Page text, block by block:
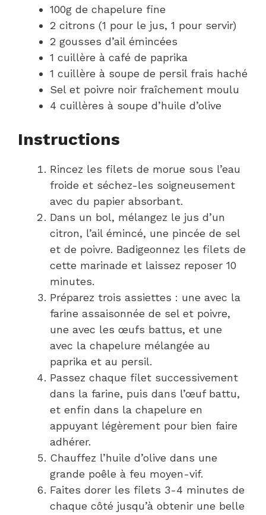
100g de chapelure fine
2 citrons (1 pour le jus, 1 pour servir)
2 gousses d’ail émincées
1 cuillère à café de paprika
1 cuillère à soupe de persil frais haché
Sel et poivre noir fraîchement moulu
4 cuillères à soupe d’huile d’olive
Instructions
Rincez les filets de morue sous l’eau
froide et séchez-les soigneusement
avec du papier absorbant.
Dans un bol, mélangez le jus d’un
citron, l’ail émincé, une pincée de sel
et de poivre. Badigeonnez les filets de
cette marinade et laissez reposer 10
minutes.
Préparez trois assiettes : une avec la
farine assaisonnée de sel et poivre,
une avec les œufs battus, et une
avec la chapelure mélangée au
paprika et au persil.
Passez chaque filet successivement
dans la farine, puis dans l’œuf battu,
et enfin dans la chapelure en
appuyant légèrement pour bien faire
adhérer.
Chauffez l’huile d’olive dans une
grande poêle à feu moyen-vif.
Faites dorer les filets 3-4 minutes de
chaque côté jusqu’à obtenir une belle